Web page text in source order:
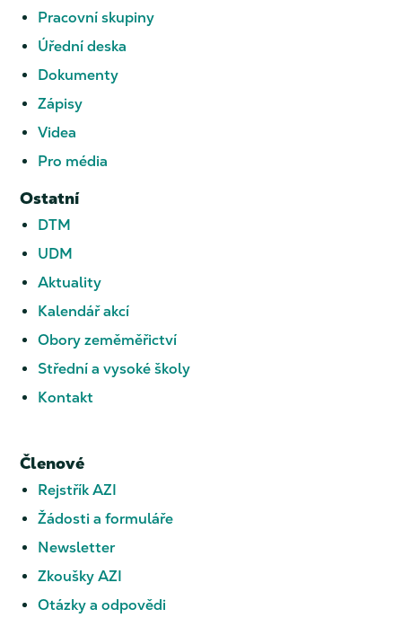
Pracovní skupiny
Úřední deska
Dokumenty
Zápisy
Videa
Pro média
Ostatní
DTM
UDM
Aktuality
Kalendář akcí
Obory zeměměřictví
Střední a vysoké školy
Kontakt
Členové
Rejstřík AZI
Žádosti a formuláře
Newsletter
Zkoušky AZI
Otázky a odpovědi